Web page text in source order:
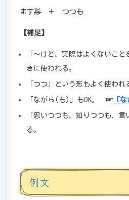
ます形 ＋ つつも
【補足】
「～けど、実際はよくないこ
きに使われる。
「つつ」という形もよく使われ
「ながら(も)」もOK。 ☞「な
「思いつつも、知りつつも、
る。
例文